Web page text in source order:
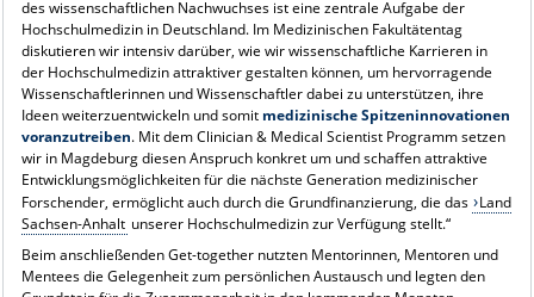
des wissenschaftlichen Nachwuchses ist eine zentrale Aufgabe der
Hochschulmedizin in Deutschland. Im Medizinischen Fakultätentag
diskutieren wir intensiv darüber, wie wir wissenschaftliche Karrieren in
der Hochschulmedizin attraktiver gestalten können, um hervorragende
Wissenschaftlerinnen und Wissenschaftler dabei zu unterstützen, ihre
Ideen weiterzuentwickeln und somit medizinische Spitzeninnovationen
voranzutreiben. Mit dem Clinician & Medical Scientist Programm setzen
wir in Magdeburg diesen Anspruch konkret um und schaffen attraktive
Entwicklungsmöglichkeiten für die nächste Generation medizinischer
Forschender, ermöglicht auch durch die Grundfinanzierung, die das Land
Sachsen-Anhalt unserer Hochschulmedizin zur Verfügung stellt.“
Beim anschließenden Get-together nutzten Mentorinnen, Mentoren und
Mentees die Gelegenheit zum persönlichen Austausch und legten den